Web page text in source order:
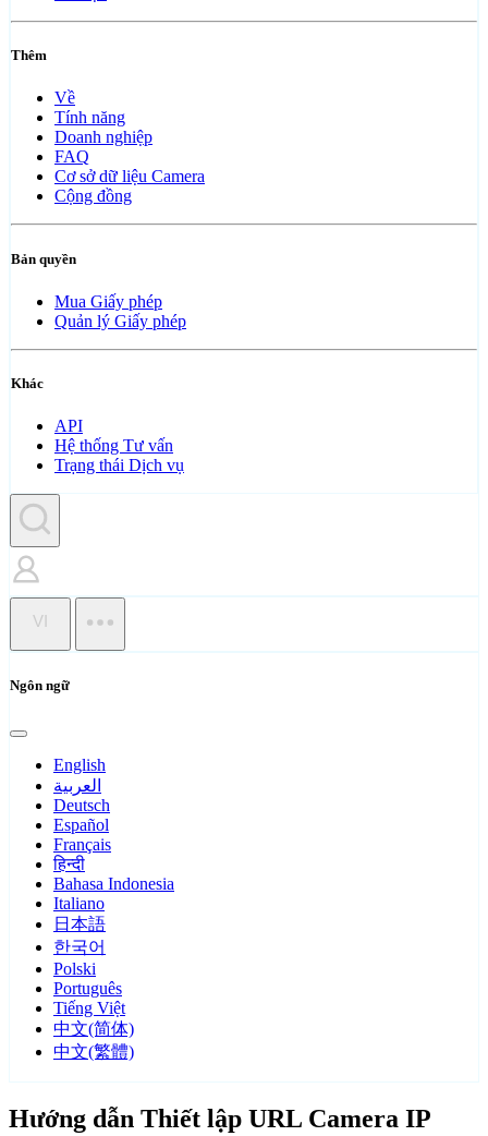
Thêm
Về
Tính năng
Doanh nghiệp
FAQ
Cơ sở dữ liệu Camera
Cộng đồng
Bản quyền
Mua Giấy phép
Quản lý Giấy phép
Khác
API
Hệ thống Tư vấn
Trạng thái Dịch vụ
VI
Ngôn ngữ
English
العربية
Deutsch
Español
Français
हिन्दी
Bahasa Indonesia
Italiano
日本語
한국어
Polski
Português
Tiếng Việt
中文(简体)
中文(繁體)
Hướng dẫn Thiết lập URL Camera IP